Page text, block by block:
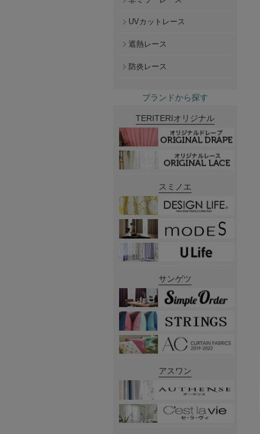
UVカットレース
遮熱レース
防炎レース
ブランドから探す
TERITERIオリジナル
スミノエ
サンゲツ
アスワン